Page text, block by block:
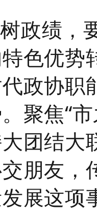
政绩，
色优势
政协职
聚焦“
团结大
朋友，
展这项